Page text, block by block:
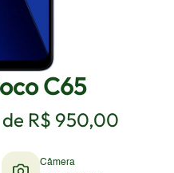
C65
R$ 950,00
Câmera